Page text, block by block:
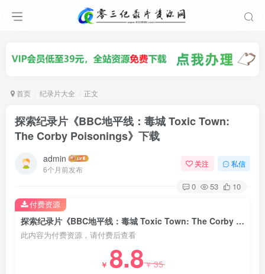
首页 纪录片大全 正文
探索纪录片《BBC地平线：毒城 Toxic Town:
The Corby Poisonings》下载
admin
6个月前发布
关注 私信
0 53 10
探索纪录片《BBC地平线：毒城 Toxic Town: The Corby Poisonings》下载
此内容为付费资源，请付费后查看
￥ 8.8￥35
付费资源